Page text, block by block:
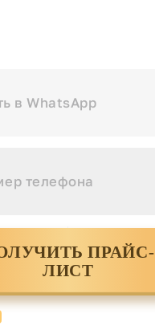
в WhatsApp
ПРАЙС-
ЛИСТ